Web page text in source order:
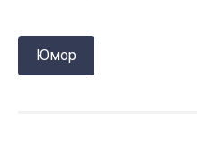
Юмор